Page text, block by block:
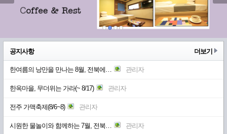
공지사항 더보기
한여름의 낭만을 만나는 8월, 전북에… 관리자
한옥마을, 무더위는 가라(~ 8/17) 관리자
전주 가맥축제(8/6~8) 관리자
시원한 물놀이와 함께하는 7월, 전북… 관리자